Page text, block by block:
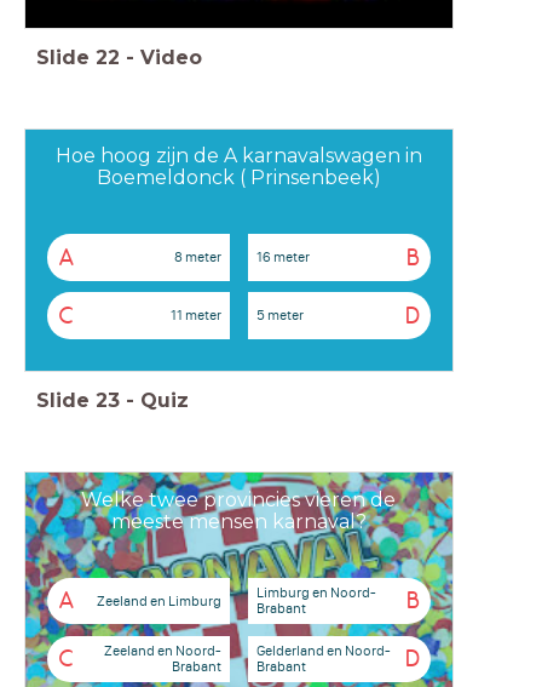
Slide 22 - Video
Hoe hoog zijn de A karnavalswagen in
Boemeldonck ( Prinsenbeek)
A 8 meter B
16 meter
C 11 meter D
5 meter
Slide 23 - Quiz
Welke twee provincies vieren de
meeste mensen karnaval?
A Zeeland en Limburg B
Limburg en Noord-
Brabant
C
Zeeland en Noord-
Brabant
D
Gelderland en Noord-
Brabant